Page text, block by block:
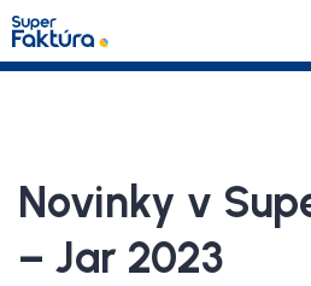
Benefity
Novinky v
– Jar 2023